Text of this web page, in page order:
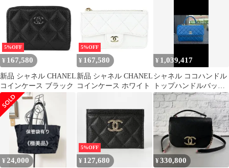
ミックスファイバー ベ
ージュ A66941-B07300
【並行輸入品】新品・
未使用【訳あり】展示
により若干の色やけの
為
5%OFF
¥ 167,580
新品 シャネル CHANEL
コインケース ブラック
5%OFF
¥ 167,580
新品 シャネル CHANEL
コインケース ホワイト
¥ 1,039,417
シャネル ココハンドル
トップハンドルバッグ
ブルー (正規品)
¥ 24,000
5%OFF
¥ 127,680 ¥330,800